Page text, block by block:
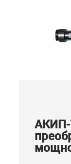
АКИП-